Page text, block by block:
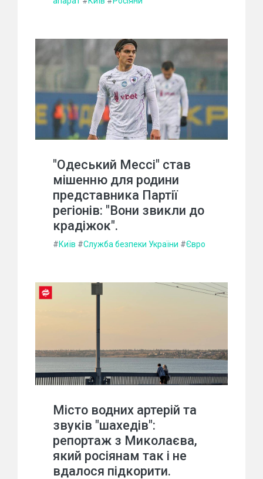
"Одеський Мессі" став
мішенню для родини
представника Партії
регіонів: "Вони звикли до
крадіжок".
#Київ #Служба безпеки України #Євро
Місто водних артерій та
звуків "шахедів":
репортаж з Миколаєва,
який росіянам так і не
вдалося підкорити.